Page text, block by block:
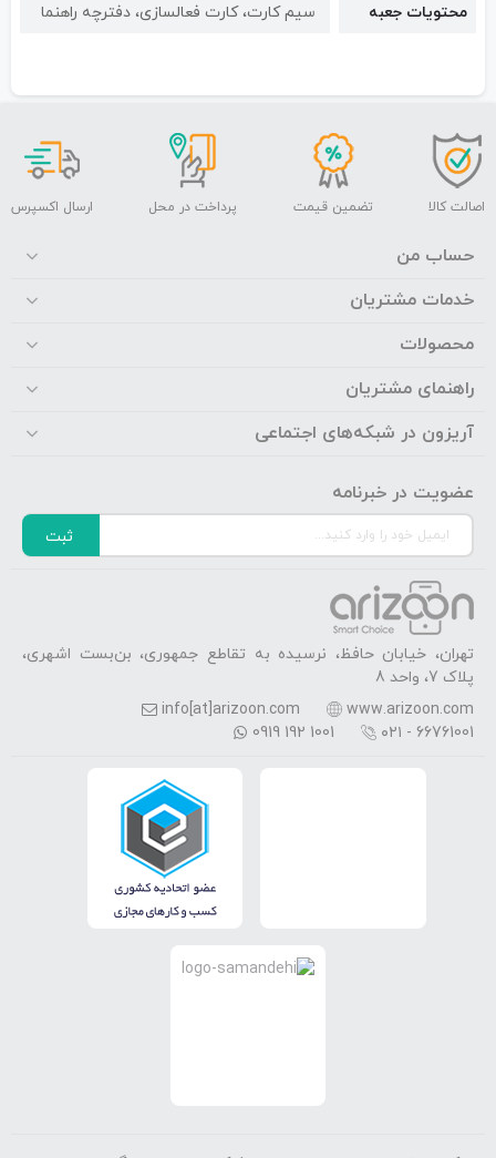
محتویات جعبه سیم کارت، کارت فعالسازی، دفترچه راهنما
اصالت کالا تضمین قیمت پرداخت در محل ارسال اکسپرس
حساب من
خدمات مشتریان
محصولات
راهنمای مشتریان
آریزون در شبکه‌های اجتماعی
عضویت در خبرنامه
ثبت
تهران، خیابان حافظ، نرسیده به تقاطع جمهوری، بن‌بست اشهری،
پلاک 7، واحد 8
www.arizoon.com
info[at]arizoon.com
۰۲۱ - 66761001
0919 192 1001